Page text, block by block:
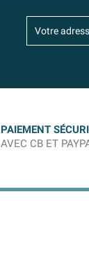
PAIEMENT
AVEC CB ET